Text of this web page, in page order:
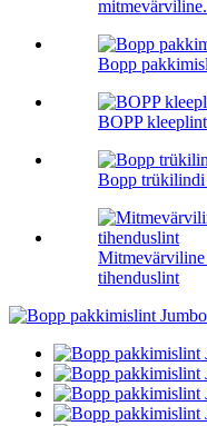
Bopp
BOPP
Bopp trükilindi
tihenduslint